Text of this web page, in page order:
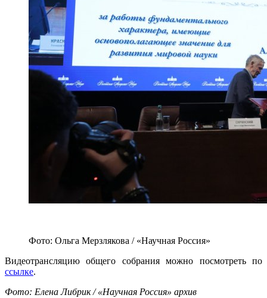
Фото: Ольга Мерзлякова / «Научная Россия»
Видеотрансляцию общего собрания можно посмотреть по
ссылке.
Фото: Елена Либрик / «Научная Россия» архив